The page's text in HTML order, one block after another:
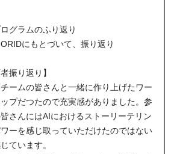
グラムのふり返り
にもとづいて、振り返り
者振り返り】
チームの皆さんと一緒に作り上げたワー
プだつたので充実感がありました。参
さんにはAIにおけるストーリーテリン
ーを感じ取っていただけたのではない
ています。